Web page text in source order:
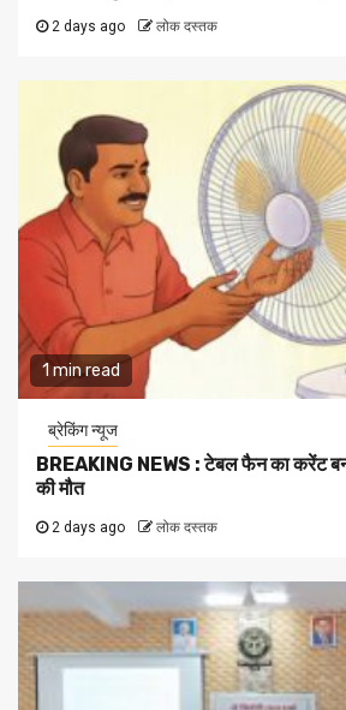
2 days ago लोक दस्तक
1 min read
ब्रेकिंग न्यूज
BREAKING NEWS : टेबल फैन का करेंट
की मौत
2 days ago लोक दस्तक